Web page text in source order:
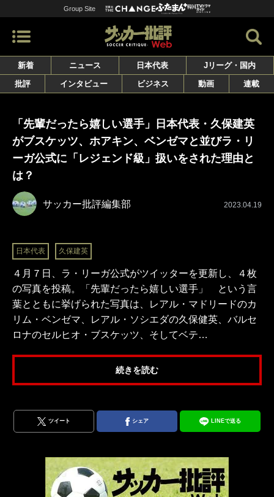
Group Site
新着 ニュース 日本代表
Jリーグ・国内
批評
インタビュー ビジネス 動画 連載
「先輩だったら嬉しい選手」日本代表・久保建英
がブスケッツ、ホアキン、ベンゼマと並びラ・リ
ーガ公式に「レジェンド級」扱いをされた理由と
は？
サッカー批評編集部 2023.04.19
日本代表 久保建英
４月７日、ラ・リーガ公式がツイッターを更新し、４枚
の写真を投稿。「先輩だったら嬉しい選手」 という言
葉とともに挙げられた写真は、レアル・マドリードのカ
リム・ベンゼマ、レアル・ソシエダの久保健英、バルセ
ロナのセルヒオ・ブスケッツ、そしてベテ…
続きを読む
ツイート シェア LINEで送る